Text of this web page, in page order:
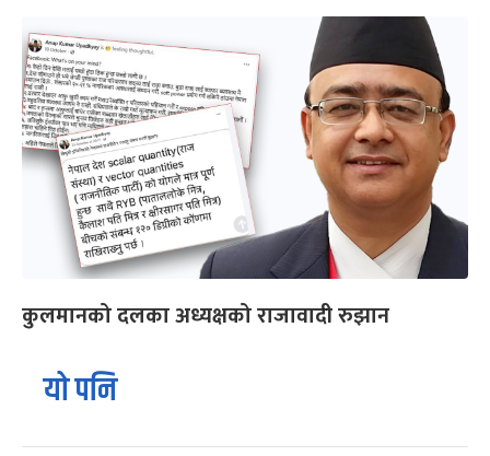
कुलमानको दलका अध्यक्षको राजावादी रुझान
यो पनि